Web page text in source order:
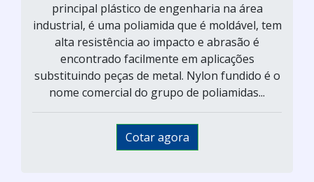
principal plástico de engenharia na área
industrial, é uma poliamida que é moldável, tem
alta resistência ao impacto e abrasão é
encontrado facilmente em aplicações
substituindo peças de metal. Nylon fundido é o
nome comercial do grupo de poliamidas...
Cotar agora